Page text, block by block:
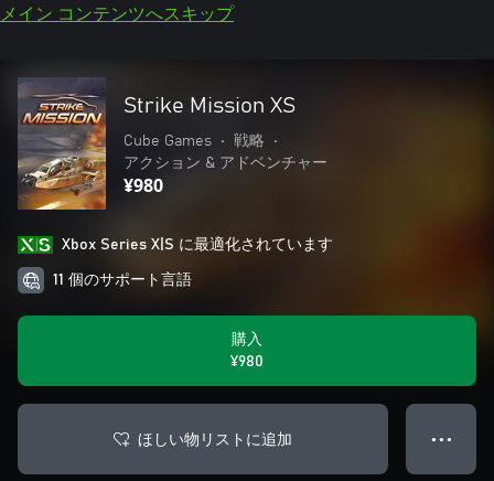
メイン コンテンツへスキップ
Strike Mission XS
Cube Games • 戦略
•
アクション & アドベンチャー
¥980
Xbox Series X|S に最適化されています
11 個のサポート言語
購入
¥980
ほしい物リストに追加 ● ● ●